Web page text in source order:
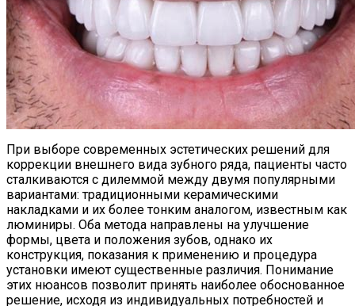
При выборе современных эстетических решений для
коррекции внешнего вида зубного ряда, пациенты часто
сталкиваются с дилеммой между двумя популярными
вариантами: традиционными керамическими
накладками и их более тонким аналогом, известным как
люминиры. Оба метода направлены на улучшение
формы, цвета и положения зубов, однако их
конструкция, показания к применению и процедура
установки имеют существенные различия. Понимание
этих нюансов позволит принять наиболее обоснованное
решение, исходя из индивидуальных потребностей и